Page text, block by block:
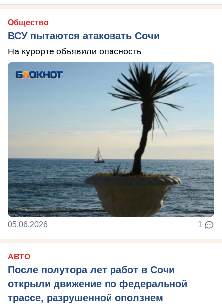
Общество
ВСУ пытаются атаковать Сочи
На курорте объявили опасность
05.06.2026 1
АВТО
После полутора лет работ в Сочи
открыли движение по федеральной
трассе, разрушенной оползнем